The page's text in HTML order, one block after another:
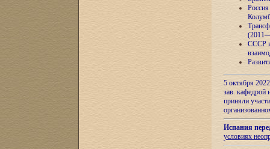
СССР и
5 октября
зав.
приняли
Испания
условиях